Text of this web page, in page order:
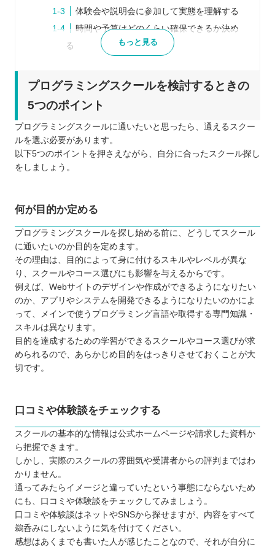
体験会や説明会に参加して実態を理解する
時間や予算はどのくらい確保できるか決め
る
プログラミングスクールを比較するときの5つのポ
受講条件は決まっているか
サポートの実績は確かなものか
費用対効果はどうか
目的に合う勉強ができる
仲間がいるから挫折する可能性が低い
学ぶ習慣を身に付けられる
転職活動や就職活動のサポートを受けられ
る
現場経験のある講師から学べる
プログラミングスクールに通う3つのデメリット
スクール次第で学べる内容が変わる
仕事との両立が難しい場合がある
子ども向けと大人向けにプログラミングスクールに
お得にプログラミングスクールに通える制度
プログラミングスクールで挫折しないために
【岩手】大人向けのおすすめプログラミングスクー
ル7選
TECHI.S.（テックアイエス）
Winスクール
SAMURAIENGINEER（侍エンジニア）
もっと見る
プログラミングスクールを検討するときの
5つのポイント
プログラミングスクールに通いたいと思ったら、通えるスクー
ルを選ぶ必要があります。
以下5つのポイントを押さえながら、自分に合ったスクール探し
をしましょう。
何が目的か定める
プログラミングスクールを探し始める前に、どうしてスクール
に通いたいのか目的を定めます。
その理由は、目的によって身に付けるスキルやレベルが異な
り、スクールやコース選びにも影響を与えるからです。
例えば、Webサイトのデザインや作成ができるようになりたい
のか、アプリやシステムを開発できるようになりたいのかによ
って、メインで使うプログラミング言語や取得する専門知識・
スキルは異なります。
目的を達成するための学習ができるスクールやコース選びが求
められるので、あらかじめ目的をはっきりさせておくことが大
切です。
口コミや体験談をチェックする
スクールの基本的な情報は公式ホームページや請求した資料か
ら把握できます。
しかし、実際のスクールの雰囲気や受講者からの評判まではわ
かりません。
通ってみたらイメージと違っていたという事態にならないため
にも、口コミや体験談をチェックしてみましょう。
口コミや体験談はネットやSNSから探せますが、内容をすべて
鵜呑みにしないように気を付けてください。
感想はあくまでも書いた人が感じたことなので、それが自分に